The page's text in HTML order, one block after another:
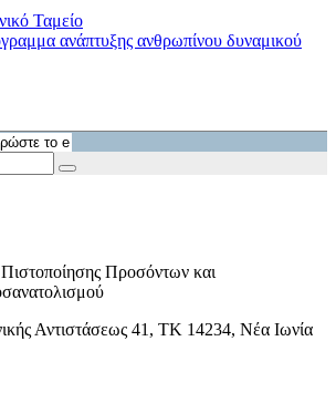
Προσόντων και
Αντιστάσεως 41, ΤΚ 14234, Νέα Ιωνία